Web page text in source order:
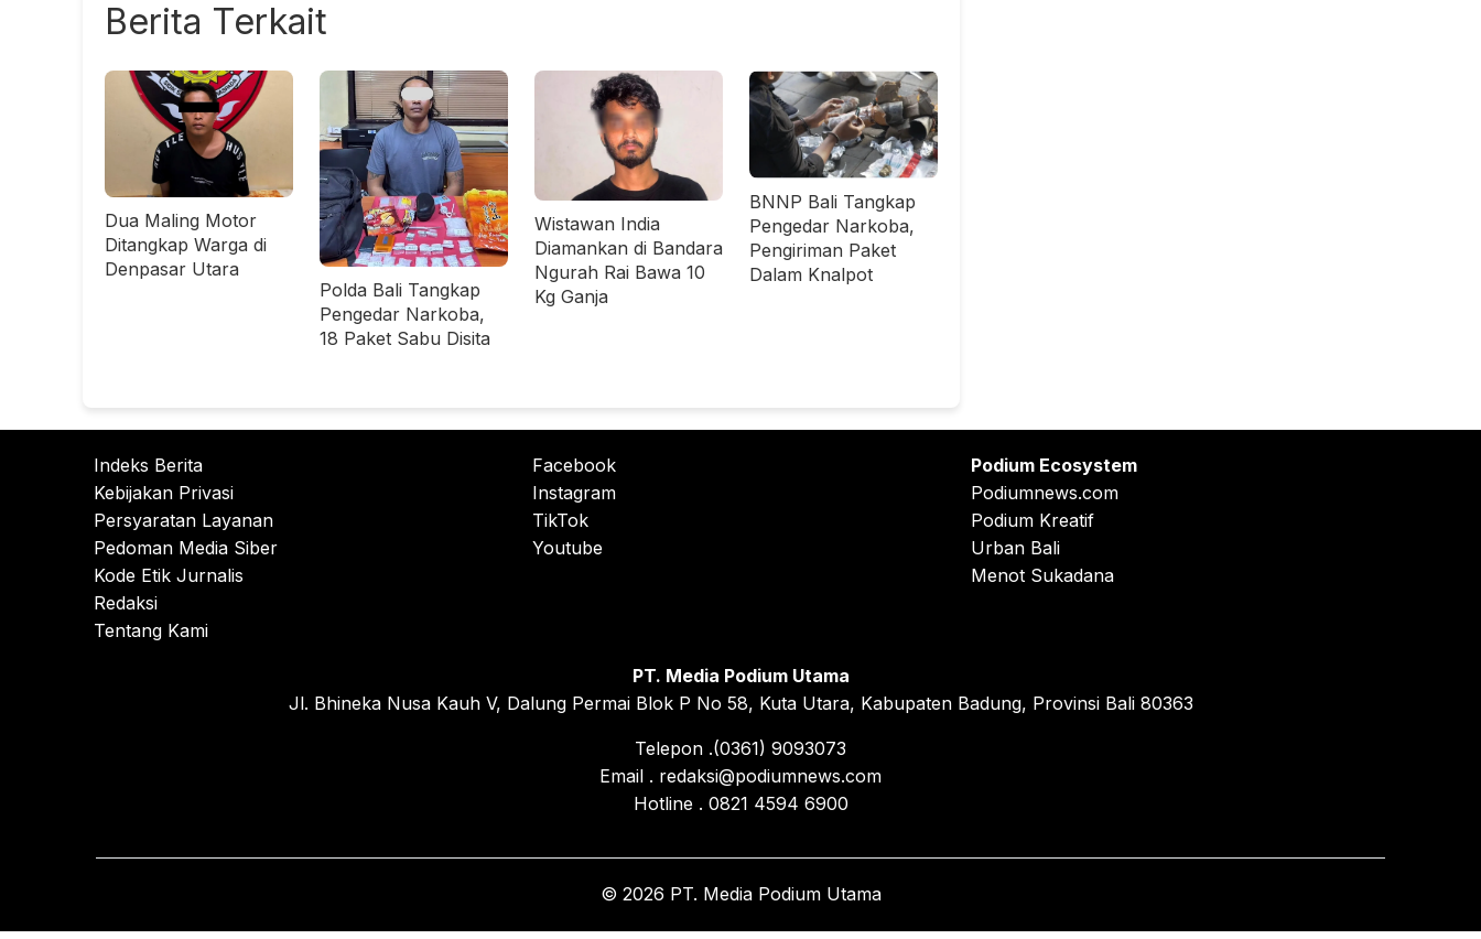
Berita Terkait
Dua Maling Motor
Ditangkap Warga di
Denpasar Utara
Polda Bali Tangkap
Pengedar Narkoba,
18 Paket Sabu Disita
Wistawan India
Diamankan di Bandara
Ngurah Rai Bawa 10
Kg Ganja
BNNP Bali Tangkap
Pengedar Narkoba,
Pengiriman Paket
Dalam Knalpot
Indeks Berita
Kebijakan Privasi
Persyaratan Layanan
Pedoman Media Siber
Kode Etik Jurnalis
Redaksi
Tentang Kami
Facebook
Instagram
TikTok
Youtube
Podium Ecosystem
Podiumnews.com
Podium Kreatif
Urban Bali
Menot Sukadana
PT. Media Podium Utama
Jl. Bhineka Nusa Kauh V, Dalung Permai Blok P No 58, Kuta Utara, Kabupaten Badung, Provinsi Bali 80363
Telepon .(0361) 9093073
Email . redaksi@podiumnews.com
Hotline . 0821 4594 6900
© 2026 PT. Media Podium Utama